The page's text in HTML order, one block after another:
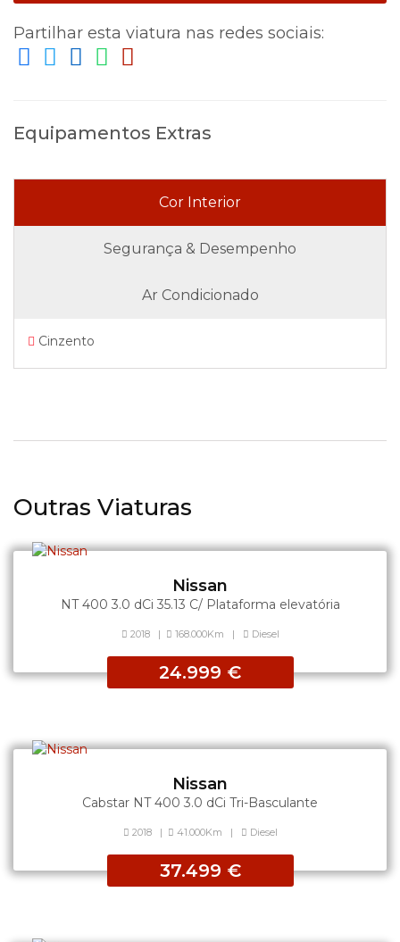
Partilhar esta viatura nas redes sociais:
Equipamentos Extras
Cor Interior
Segurança & Desempenho
Ar Condicionado
Cinzento
Outras Viaturas
Nissan
NT 400 3.0 dCi 35.13 C/ Plataforma elevatória
2018 | 168.000Km | Diesel
24.999 €
Nissan
Cabstar NT 400 3.0 dCi Tri-Basculante
2018 | 41.000Km | Diesel
37.499 €